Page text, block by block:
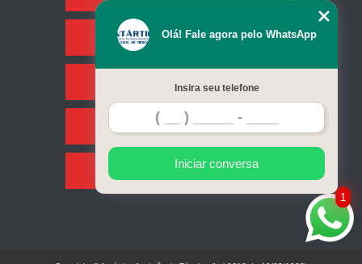
Missão
Serviços
Contato
Mapa do site
1
Olá! Fale agora pelo WhatsApp
Insira seu telefone
Iniciar conversa